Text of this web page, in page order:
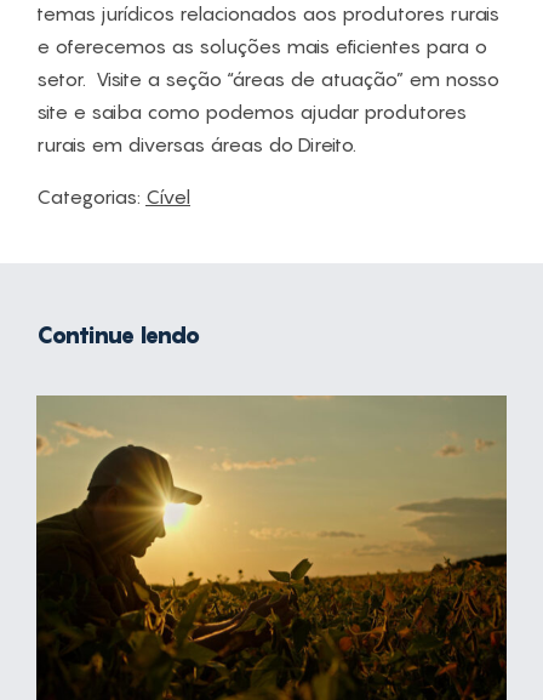
temas jurídicos relacionados aos produtores rurais
e oferecemos as soluções mais eficientes para o
setor. Visite a seção “áreas de atuação” em nosso
site e saiba como podemos ajudar produtores
rurais em diversas áreas do Direito.
Categorias: Cível
Continue lendo